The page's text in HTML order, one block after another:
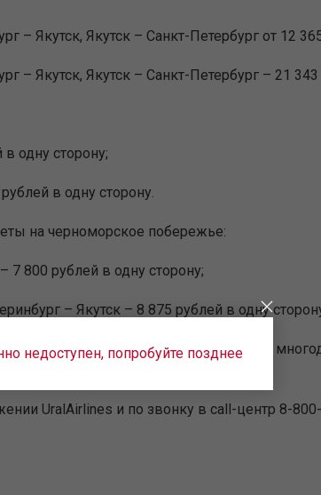
– Якутск, Якутск – Санкт-Петербург от 12
– Якутск, Якутск – Санкт-Петербург – 21
в одну сторону;
в одну сторону.
на черноморское побережье:
7 800 рублей в одну сторону;
– Якутск – 8 875 рублей в одну
старше 55 лет, мужчин старше 60 лет,
UralAirlines и по звонку в call-центр 8-
недоступен, попробуйте позднее